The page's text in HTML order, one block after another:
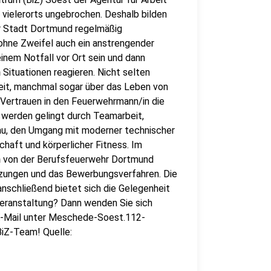
ungebrochen. Deshalb bilden
Stadt Dortmund regelmäßig
Zweifel auch ein anstrengender
Notfall vor Ort sein und dann
reagieren. Nicht selten
manchmal sogar über das Leben von
in den Feuerwehrmann/in die
gelingt durch Teamarbeit,
den Umgang mit moderner technischer
und körperlicher Fitness. Im
von der Berufsfeuerwehr Dortmund
und das Bewerbungsverfahren. Die
bietet sich die Gelegenheit
Dann wenden Sie sich
unter Meschede-Soest.112-
Team! Quelle: